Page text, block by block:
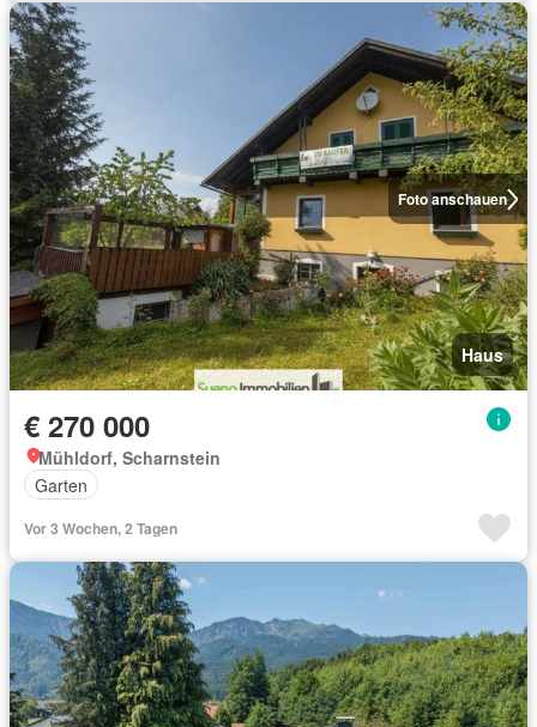
Foto anschauen
Haus
€ 270 000
Mühldorf, Scharnstein
Garten
Vor 3 Wochen, 2 Tagen